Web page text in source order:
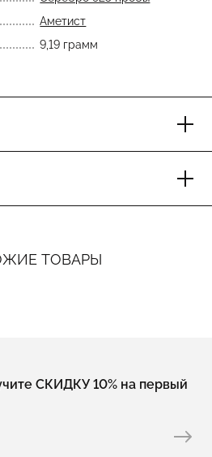
Аметист
9,19 грамм
ТОВАРЫ
СКИДКУ 10% на первый